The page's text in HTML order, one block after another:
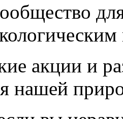
акции и
нашей